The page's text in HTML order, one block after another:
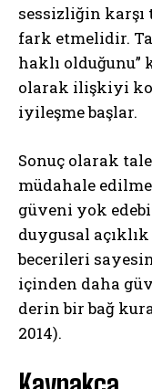
sessizliğin karşı
fark etmelidir.
haklı olduğunu”
olarak ilişkiyi
iyileşme başlar.
Sonuç olarak
müdahale
güveni yok
duygusal
becerileri
içinden daha
derin bir bağ
2014).